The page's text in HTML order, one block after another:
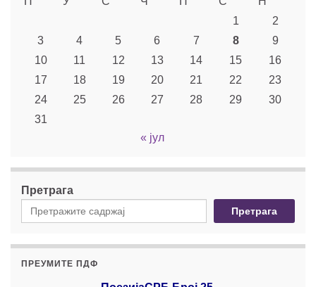
1
2
3
4 5 6 7 8
9
10
11 12 13 14 15
16
17
18 19 20 21 22
23
24
25 26 27 28 29
30
31
« јул
Претрага
Претрага
ПРЕУМИТЕ ПДФ